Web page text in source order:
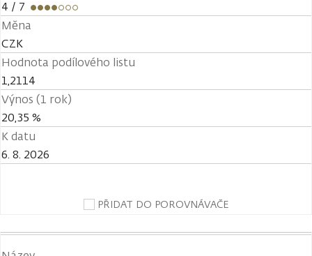
4 / 7
Měna
CZK
Hodnota podílového listu
1,2114
Výnos (1 rok)
20,35 %
K datu
6. 8. 2026
PŘIDAT DO POROVNÁVAČE